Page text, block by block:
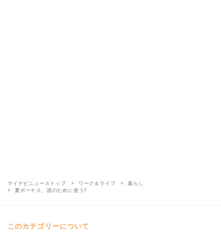
マイナビニューストップ ワーク＆ライフ
暮らし
夏ボーナス、誰のために使う?
このカテゴリーについて